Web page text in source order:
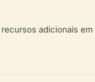
adicionais em